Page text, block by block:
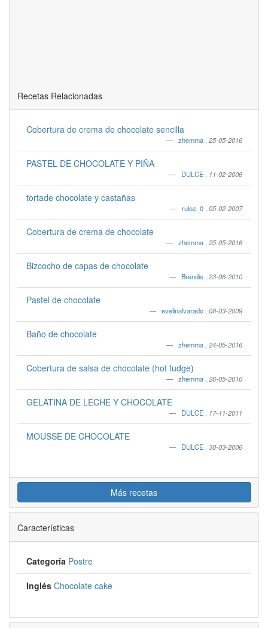
Recetas Relacionadas
Cobertura de crema de chocolate sencilla
zhemma 25-05-2016
PASTEL DE CHOCOLATE Y PIÑA
DULCE 11-02-2006
tortade chocolate y castañas
ruloz_0 05-02-2007
Cobertura de crema de chocolate
zhemma 25-05-2016
Bizcocho de capas de chocolate
Brendis 23-06-2010
Pastel de chocolate
evelinalvarado 08-03-2009
Baño de chocolate
zhemma 24-05-2016
Cobertura de salsa de chocolate (hot fudge)
zhemma 26-05-2016
GELATINA DE LECHE Y CHOCOLATE
DULCE 17-11-2011
MOUSSE DE CHOCOLATE
DULCE 30-03-2006
Más recetas
Características
Categoría Postre
Inglés Chocolate cake